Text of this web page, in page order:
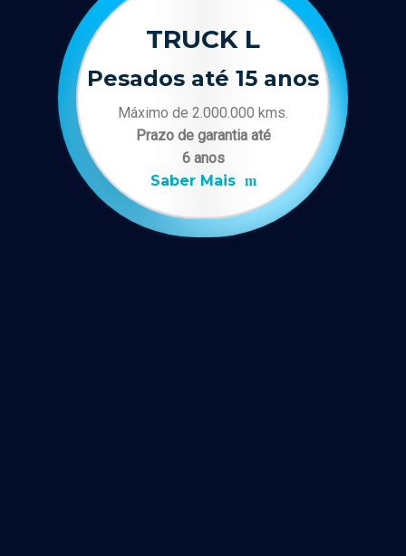
TRUCK L
Pesados até 15 anos
Máximo de 2.000.000 kms.
Prazo de garantia até
6 anos
Saber Mais